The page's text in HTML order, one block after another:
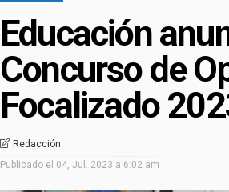
Educación
Concurso de
Focalizado
Redacción
Publicado el 04, Jul. 2023 a 6:02 am